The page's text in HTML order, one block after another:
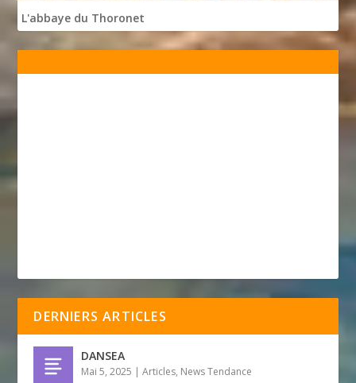
L'abbaye du Thoronet
DERNIERS ARTICLES
DANSEA
Mai 5, 2025 |Articles, News Tendance